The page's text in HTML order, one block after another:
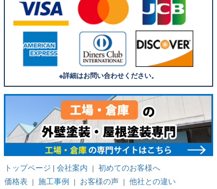
※詳細はお問い合わせください。
トップページ | 会社案内 ｜ 初めてのお客様へ
価格表 ｜ 施工事例 ｜ お客様の声｜ 他社との違い